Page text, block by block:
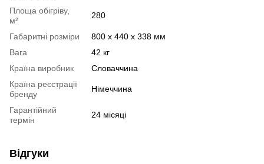
Площа обігріву,
м²
280
Габаритні розміри
800 х 440 х 338 мм
Вага
42 кг
Країна виробник
Словаччина
Країна реєстрації
бренду
Німеччина
Гарантійний
термін
24 місяці
Відгуки